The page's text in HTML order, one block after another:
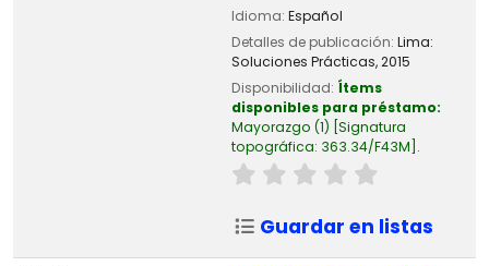
Idioma: Español
Detalles de publicación: Lima:
Soluciones Prácticas,2015
Disponibilidad: Ítems
disponibles para préstamo:
Mayorazgo (1) Signatura
topográfica: 363.34/F43M .
Guardar en listas